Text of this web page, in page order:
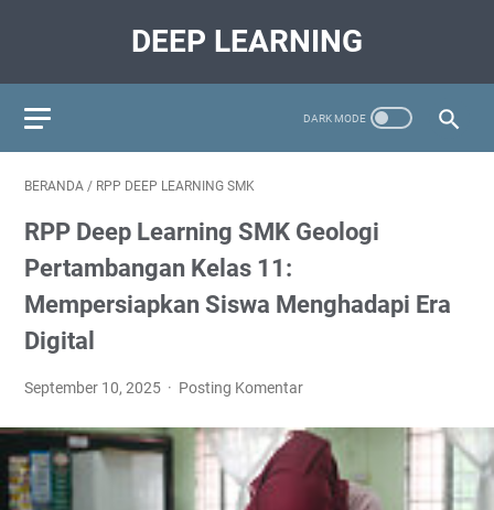
DEEP LEARNING
BERANDA / RPP DEEP LEARNING SMK
RPP Deep Learning SMK Geologi
Pertambangan Kelas 11:
Mempersiapkan Siswa Menghadapi Era
Digital
September 10, 2025 Posting Komentar